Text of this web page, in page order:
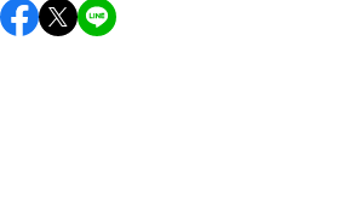
A
オーブンに予熱機能がある場合はそち
い。予熱機能がない場合はレシピの温